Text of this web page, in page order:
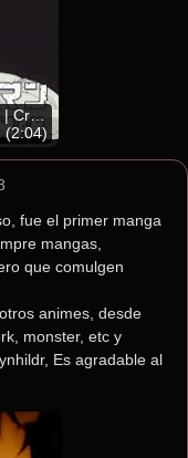
CC]
(2:04)
fue el primer manga
mangas,
que comulgen
animes, desde
monster, etc y
Es agradable al